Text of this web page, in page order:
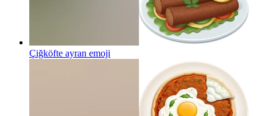
Çiğköfte ayran emoji